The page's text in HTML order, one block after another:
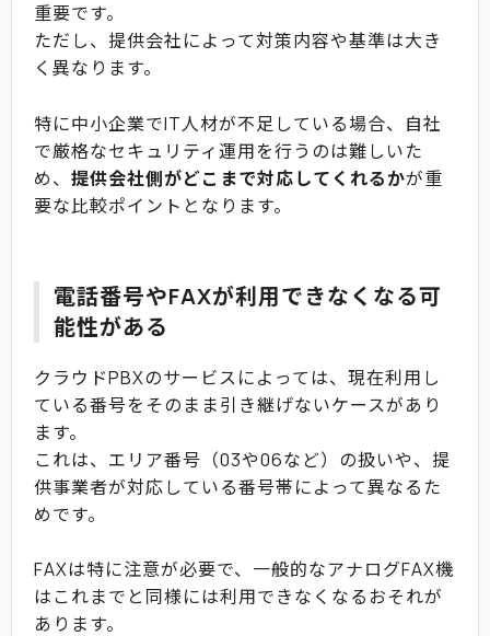
重要です。
ただし、提供会社によって対策内容や基準は大き
く異なります。
特に中小企業でIT人材が不足している場合、自社
で厳格なセキュリティ運用を行うのは難しいた
め、 提供会社側がどこまで対応してくれるかが重
要な比較ポイントとなります。
電話番号やFAXが利用できなくなる可
能性がある
クラウドPBXのサービスによっては、現在利用し
ている番号をそのまま引き継げないケースがあり
ます。
これは、エリア番号（03や06など）の扱いや、提
供事業者が対応している番号帯によって異なるた
めです。
FAXは特に注意が必要で、一般的なアナログFAX機
はこれまでと同様には利用できなくなるおそれが
あります。